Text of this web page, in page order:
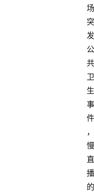
场
突
发
公
共
卫
生
事
件
，
慢
直
播
的